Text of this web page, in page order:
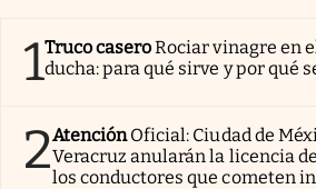
1Truco caseroRociar vinagre en
ducha: para qué sirve y por qué
2AtenciónOficial: Ciudad de
Veracruz anularán la licencia
los conductores que cometen